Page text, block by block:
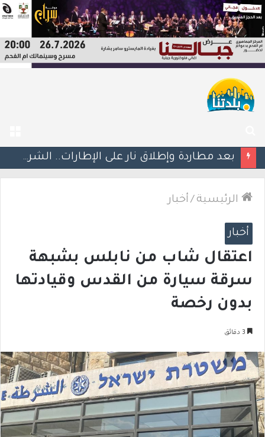
عن
بعد مطاردة وإطلاق نار على الإطارات.. الشرطة تعتقل مشتبهين بسلسلة اقتحامات في غوش دان
الرئيسية / أخبار
أخبار
اعتقال شاب من نابلس بشبهة
سرقة سيارة من القدس وقيادتها
بدون رخصة